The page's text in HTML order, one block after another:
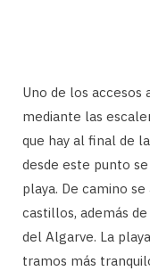
Uno de los accesos
mediante las
que hay al final de
desde este punto
playa. De camino
castillos, además
del Algarve. La
tramos más